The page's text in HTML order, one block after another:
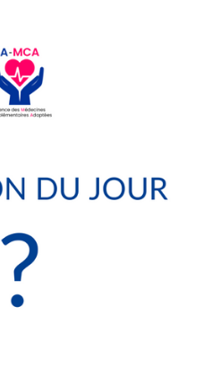
AUX
?
accessibles